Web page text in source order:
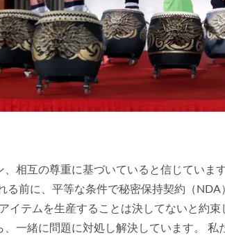
相互の尊重に基づいていると信じていま
前に、平等な条件で秘密保持契約（
テムを生産することは決してないと約
一緒に問題に対処し解決しています。 私